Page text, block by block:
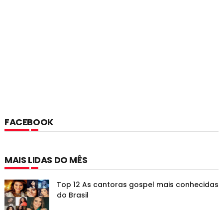
FACEBOOK
MAIS LIDAS DO MÊS
Top 12 As cantoras gospel mais conhecidas
do Brasil